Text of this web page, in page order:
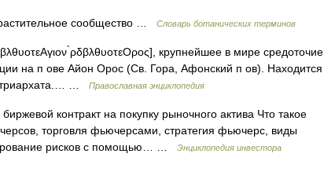
сообщество … Словарь ботанических терминов
̀ρδβλθυοτεΟρος], крупнейшее в мире средоточие
на п ове Айон Орос (Св. Гора, Афонский п ов). Находится
…
Православная энциклопедия
контракт на покупку рыночного актива Что такое
торговля фьючерсами, стратегия фьючерс, виды
рисков с помощью… …
Энциклопедия инвестора